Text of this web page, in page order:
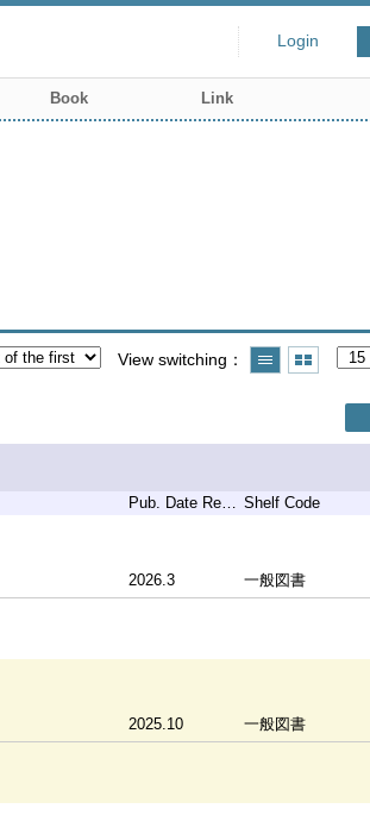
Login
Book Link
View switching
Pub. Date Remark Shelf Code
2026.3 一般図書
2025.10 一般図書